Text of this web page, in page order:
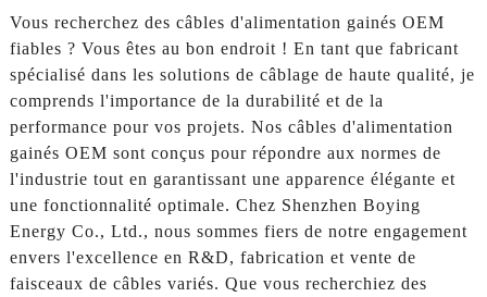
Vous recherchez des câbles d'alimentation gainés OEM
fiables ? Vous êtes au bon endroit ! En tant que fabricant
spécialisé dans les solutions de câblage de haute qualité, je
comprends l'importance de la durabilité et de la
performance pour vos projets. Nos câbles d'alimentation
gainés OEM sont conçus pour répondre aux normes de
l'industrie tout en garantissant une apparence élégante et
une fonctionnalité optimale. Chez Shenzhen Boying
Energy Co., Ltd., nous sommes fiers de notre engagement
envers l'excellence en R&D, fabrication et vente de
faisceaux de câbles variés. Que vous recherchiez des